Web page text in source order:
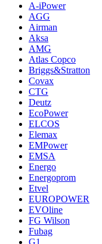
A-iPower
AGG
Airman
Aksa
AMG
Atlas Copco
Briggs&Stratton
Covax
CTG
Deutz
EcoPower
ELCOS
Elemax
EMPower
EMSA
Energo
Energoprom
Etvel
EUROPOWER
EVOline
FG Wilson
Fubag
G1